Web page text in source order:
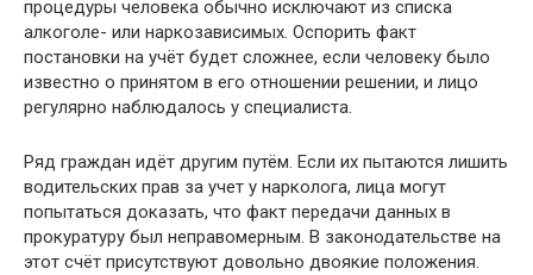
процедуры человека обычно исключают из списка
алкоголе- или наркозависимых. Оспорить факт
постановки на учёт будет сложнее, если человеку было
известно о принятом в его отношении решении, и лицо
регулярно наблюдалось у специалиста.
Ряд граждан идёт другим путём. Если их пытаются лишить
водительских прав за учет у нарколога, лица могут
попытаться доказать, что факт передачи данных в
прокуратуру был неправомерным. В законодательстве на
этот счёт присутствуют довольно двоякие положения.